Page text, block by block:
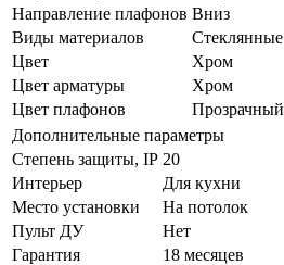
Направление плафонов Вниз
Виды материалов
Стеклянные
Цвет
Хром
Цвет арматуры
Хром
Цвет плафонов
Прозрачный
Дополнительные параметры
Степень защиты, IP 20
Интерьер
Для кухни
Место установки
На потолок
Пульт ДУ
Нет
Гарантия
18 месяцев